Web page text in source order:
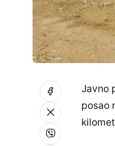
Javno
posao